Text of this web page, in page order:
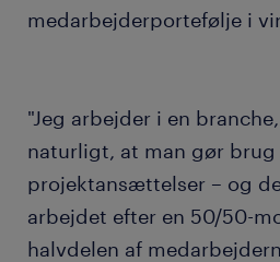
medarbejderportefølje i
"Jeg arbejder i en
naturligt, at man gør brug
projektansættelser – og
arbejdet efter en 50/50-
halvdelen af